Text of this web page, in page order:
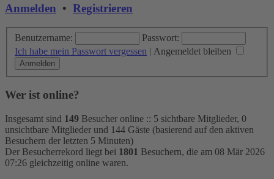
Anmelden • Registrieren
Benutzername:
Passwort:
Ich habe mein Passwort vergessen | Angemeldet bleiben
Wer ist online?
Insgesamt sind 149 Besucher online :: 5 sichtbare Mitglieder, 0
unsichtbare Mitglieder und 144 Gäste (basierend auf den aktiven
Besuchern der letzten 5 Minuten)
Der Besucherrekord liegt bei 1801 Besuchern, die am 08 Mär 2026
07:26 gleichzeitig online waren.